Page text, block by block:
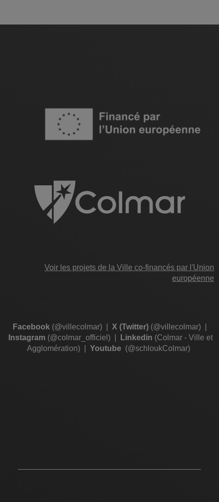
Image
Voir les projets de la Ville co-financés par l'Union
européenne
Facebook(@villecolmar)| X (Twitter)(@villecolmar)|
Instagram (@colmar_officiel) Linkedin (Colmar - Ville et
Agglomération)
Youtube (@schloukColmar)